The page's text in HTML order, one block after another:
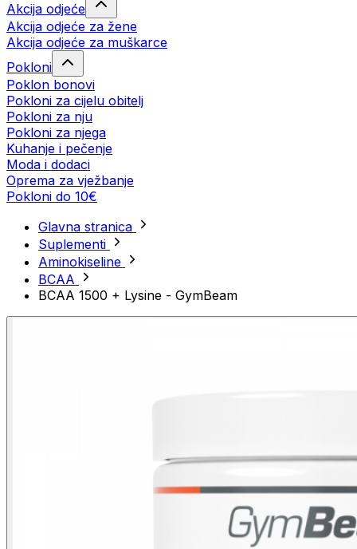
Akcija odjeće
Akcija odjeće za žene
Akcija odjeće za muškarce
Pokloni
Poklon bonovi
Pokloni za cijelu obitelj
Pokloni za nju
Pokloni za njega
Kuhanje i pečenje
Moda i dodaci
Oprema za vježbanje
Pokloni do 10€
Glavna stranica
Suplementi
Aminokiseline
BCAA
BCAA 1500 + Lysine - GymBeam